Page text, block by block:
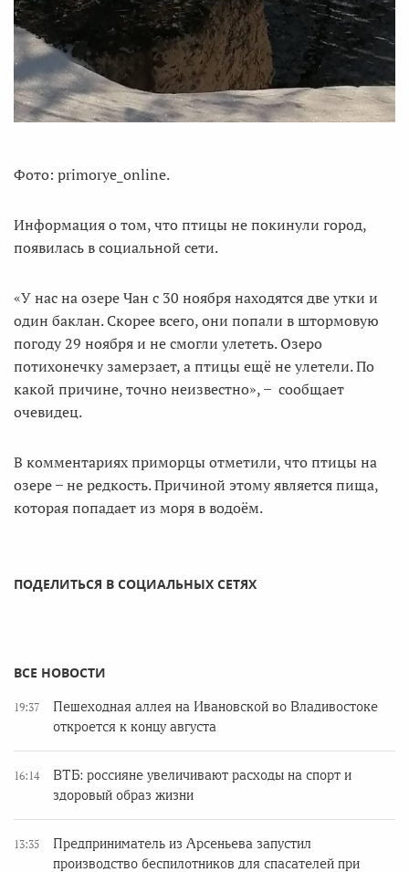
Фото: primorye_online.
Информация о том, что птицы не покинули город,
появилась в социальной сети.
«У нас на озере Чан с 30 ноября находятся две утки и
один баклан. Скорее всего, они попали в штормовую
погоду 29 ноября и не смогли улететь. Озеро
потихонечку замерзает, а птицы ещё не улетели. По
какой причине, точно неизвестно», ̶ сообщает
очевидец.
В комментариях приморцы отметили, что птицы на
озере ̶ не редкость. Причиной этому является пища,
которая попадает из моря в водоём.
ПОДЕЛИТЬСЯ В СОЦИАЛЬНЫХ СЕТЯХ
ВСЕ НОВОСТИ
19:37
Пешеходная аллея на Ивановской во Владивостоке
откроется к концу августа
16:14
ВТБ: россияне увеличивают расходы на спорт и
здоровый образ жизни
13:35
Предприниматель из Арсеньева запустил
производство беспилотников для спасателей при